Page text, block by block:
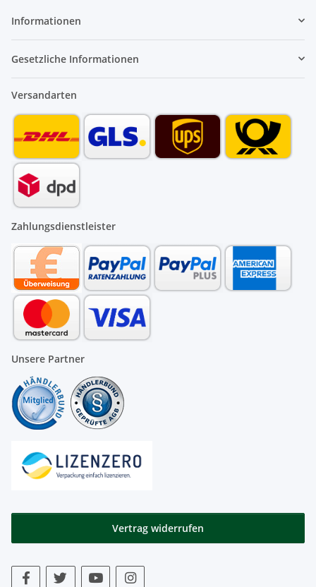
Informationen
Gesetzliche Informationen
Versandarten
Zahlungsdienstleister
Unsere Partner
Vertrag widerrufen